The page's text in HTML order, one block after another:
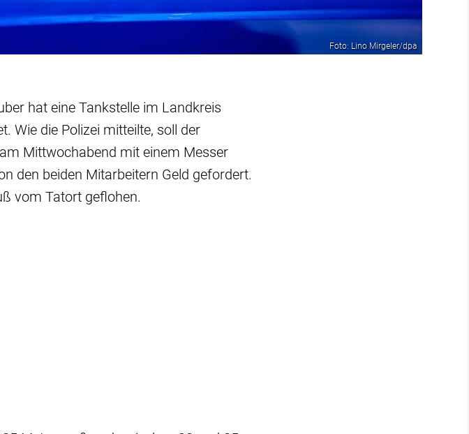
Foto: Lino Mirgeler/dpa
hat eine Tankstelle im Landkreis
Wie die Polizei mitteilte, soll der
Mittwochabend mit einem Messer
den beiden Mitarbeitern Geld gefordert.
vom Tatort geflohen.